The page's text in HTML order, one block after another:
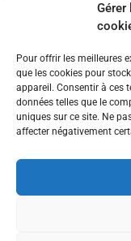
Gérer
Pour offrir les meilleures
que les cookies pour
appareil. Consentir à ces
données telles que le
uniques sur ce site. Ne
affecter négativement